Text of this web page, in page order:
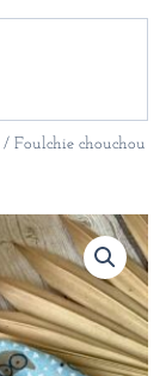
/ Foulchie chouchou